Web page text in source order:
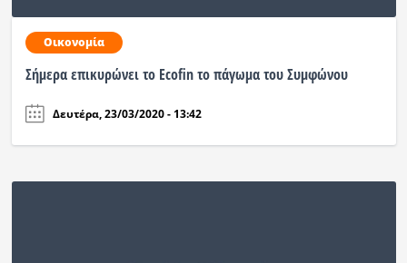
Οικονομία
Σήμερα επικυρώνει το Ecofin το πάγωμα του Συμφώνου
Δευτέρα, 23/03/2020 - 13:42